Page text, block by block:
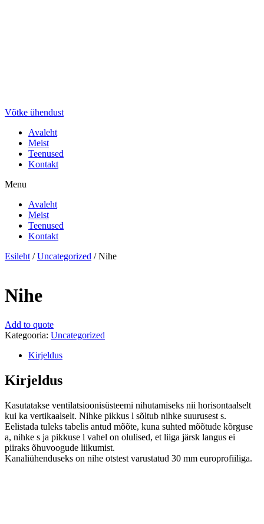
Võtke ühendust
Avaleht
Meist
Teenused
Kontakt
Menu
Avaleht
Meist
Teenused
Kontakt
Esileht /Uncategorized / Nihe
Nihe
Add to quote
Kategooria: Uncategorized
Kirjeldus
Kirjeldus
Kasutatakse ventilatsioonisüsteemi nihutamiseks nii horisontaalselt
kui ka vertikaalselt. Nihke pikkus l sõltub nihke suurusest s.
Eelistada tuleks tabelis antud mõõte, kuna suhted mõõtude kõrguse
a, nihke s ja pikkuse l vahel on olulised, et liiga järsk langus ei
piiraks õhuvoogude liikumist.
Kanaliühenduseks on nihe otstest varustatud 30 mm europrofiiliga.